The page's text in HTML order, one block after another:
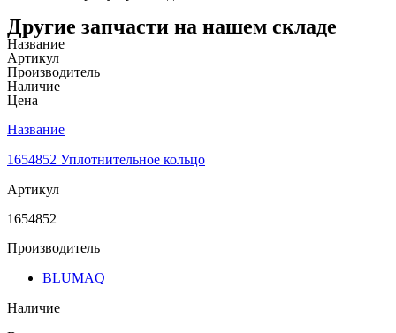
Другие запчасти на нашем складе
Название
Артикул
Производитель
Наличие
Цена
Название
1654852 Уплотнительное кольцо
Артикул
1654852
Производитель
BLUMAQ
Наличие